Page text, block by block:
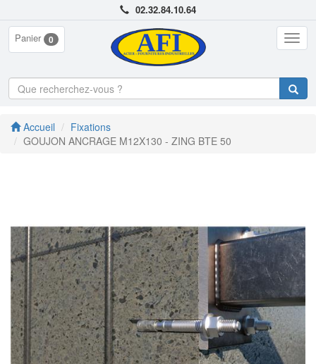
02.32.84.10.64
Panier 0
Accueil
Fixations
GOUJON ANCRAGE M12X130 - ZING BTE 50